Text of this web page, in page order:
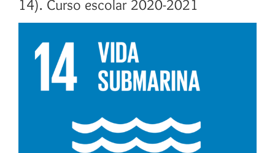
14). Curso escolar 2020-2021
imagen
más